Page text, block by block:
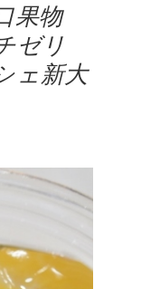
果物
ゼリ
ェ新大